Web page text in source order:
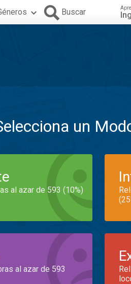
Buscar
un
al azar de 593 (10%)
al azar de 593